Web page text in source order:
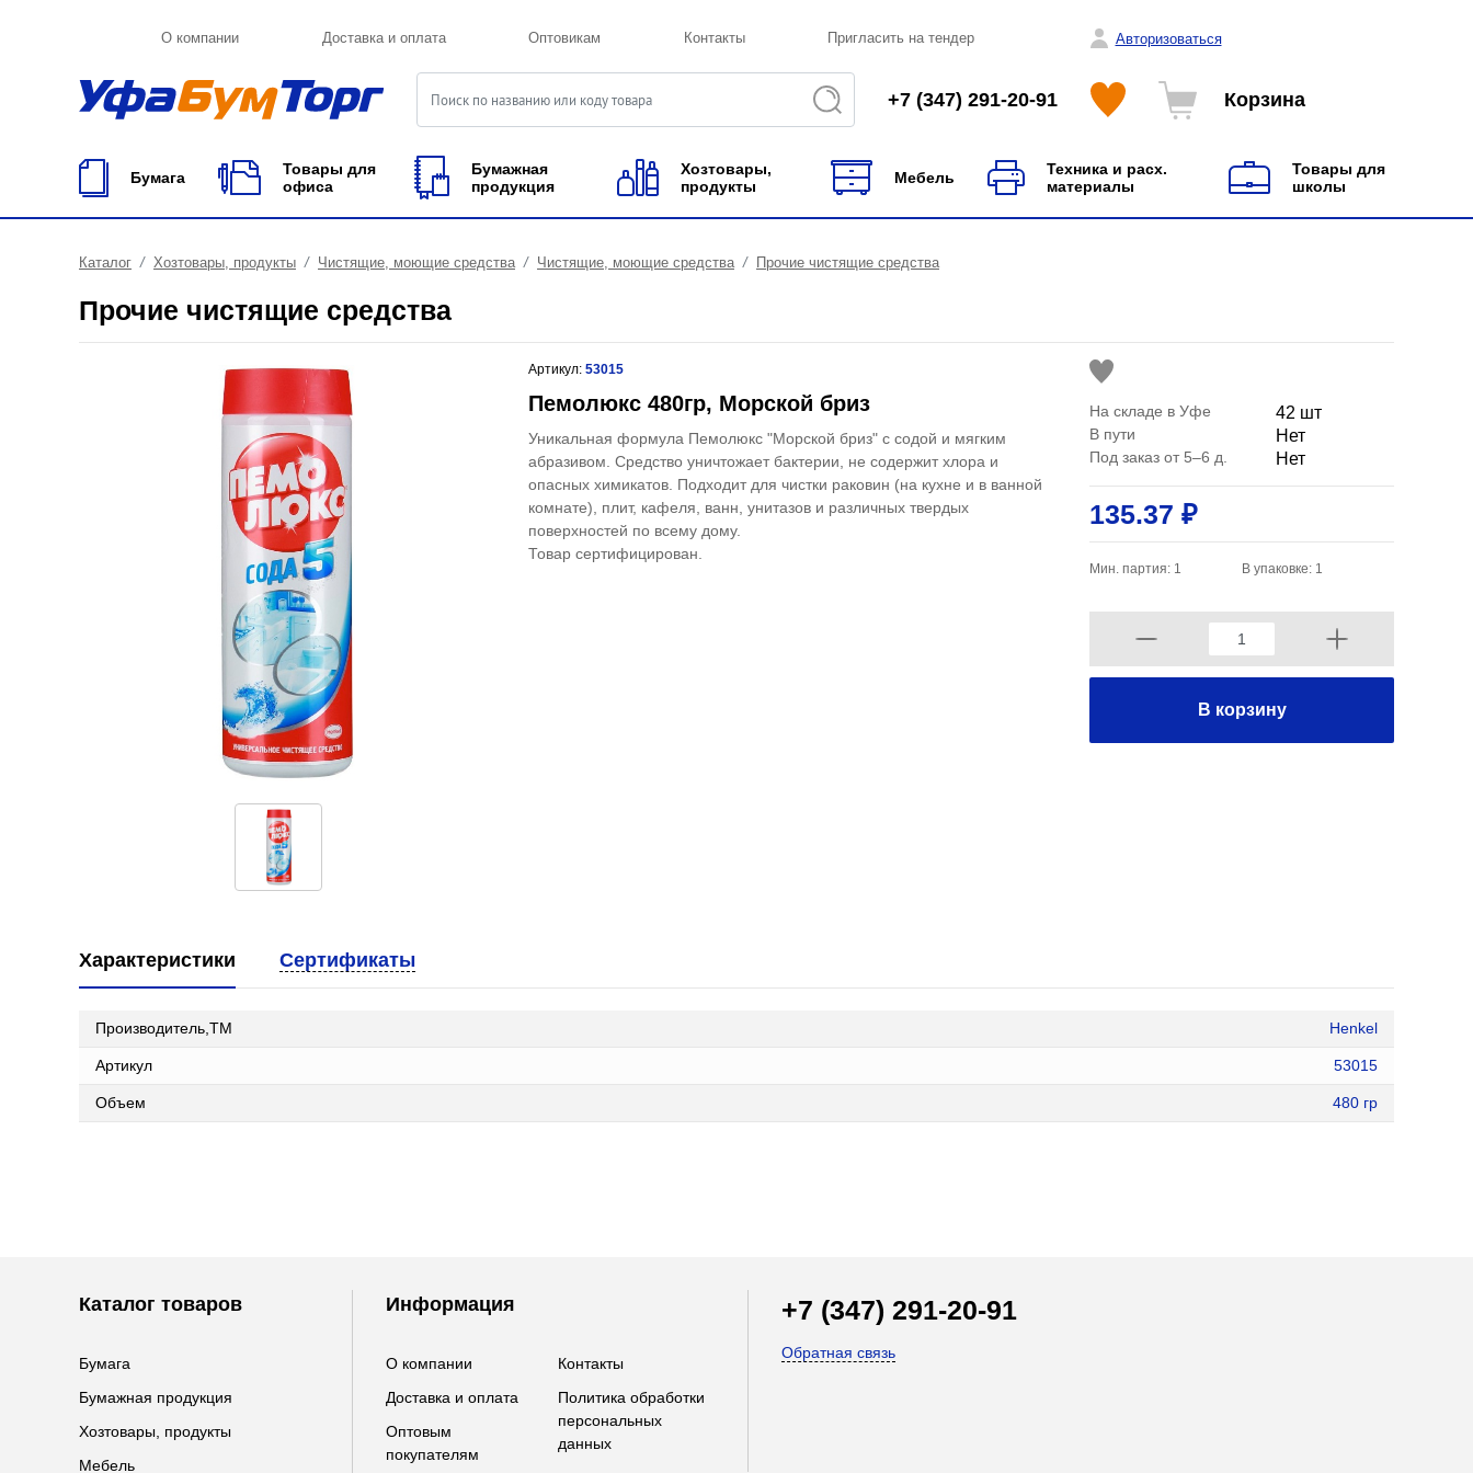
О компании Доставка и оплата Оптовикам Контакты Пригласить на тендер Авторизоваться
+7 (347) 291-20-91 Корзина
Бумага
Товары для
офиса
Бумажная
продукция
Хозтовары,
продукты
Мебель
Техника и расх.
материалы
Товары для
школы
Каталог Хозтовары, продукты Чистящие, моющие средства Чистящие, моющие средства Прочие чистящие средства
Прочие чистящие средства
Артикул: 53015
Пемолюкс 480гр, Морской бриз
Уникальная формула Пемолюкс "Морской бриз" с содой и мягким
абразивом. Средство уничтожает бактерии, не содержит хлора и
опасных химикатов. Подходит для чистки раковин (на кухне и в ванной
комнате), плит, кафеля, ванн, унитазов и различных твердых
поверхностей по всему дому.
Товар сертифицирован.
На складе в Уфе 42 шт
В пути Нет
Под заказ от 5–6 д. Нет
135.37 ₽
Мин. партия: 1 В упаковке: 1
В корзину
Характеристики Сертификаты
Производитель,ТМ Henkel
Артикул 53015
Объем 480 гр
Каталог товаров
Бумага
Бумажная продукция
Хозтовары, продукты
Мебель
Информация
О компании
Доставка и оплата
Оптовым
покупателям
Контакты
Политика обработки
персональных
данных
+7 (347) 291-20-91
Обратная связь